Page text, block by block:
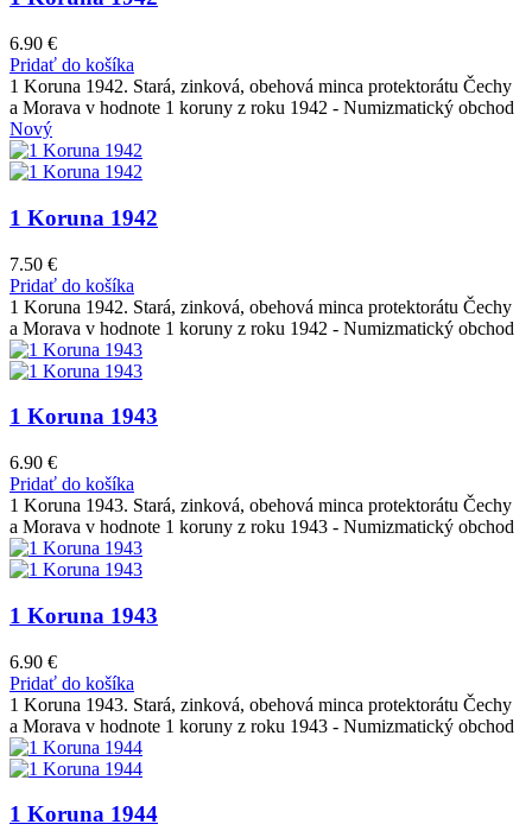
6.90 €
Pridať do košíka
1 Koruna 1942. Stará, zinková, obehová minca protektorátu Čechy
a Morava v hodnote 1 koruny z roku 1942 - Numizmatický obchod
Nový
1 Koruna 1942
7.50 €
Pridať do košíka
1 Koruna 1942. Stará, zinková, obehová minca protektorátu Čechy
a Morava v hodnote 1 koruny z roku 1942 - Numizmatický obchod
1 Koruna 1943
6.90 €
Pridať do košíka
1 Koruna 1943. Stará, zinková, obehová minca protektorátu Čechy
a Morava v hodnote 1 koruny z roku 1943 - Numizmatický obchod
1 Koruna 1943
6.90 €
Pridať do košíka
1 Koruna 1943. Stará, zinková, obehová minca protektorátu Čechy
a Morava v hodnote 1 koruny z roku 1943 - Numizmatický obchod
1 Koruna 1944